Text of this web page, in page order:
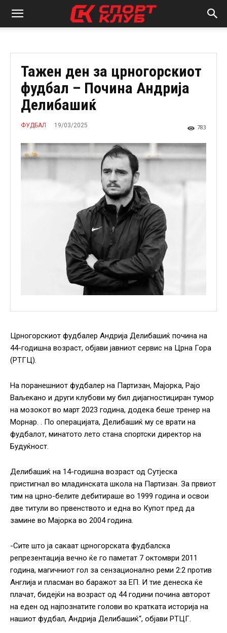
Тажен ден за црногорскиот
фудбал – Почина Андрија
Делибашиќ
ФУДБАЛ 19/03/2025 783
Црногорскиот фудбалер Андрија Делибашиќ почина на
44-годишна возраст, објави јавниот сервис на Црна Гора
(РТГЦ).
На поранешниот фудбалер на Партизан, Мајорка, Рајо
Ваљекано и други клубови му бил дијагностициран тумор
на мозокот во март 2023 година, додека беше тренер на
Морнар. . По операцијата, Делибашиќ му се врати на
фудбалот, минатото лето стана спортски директор на
Будуќност.
Делибашиќ на 14-годишна возраст од Сутјеска
пристигнал во младинската школа на Партизан. За првиот
тим на црно-белите дебитираше во 1999 година и освои
две титули во првенството и една во Купот пред да
замине во Мајорка во 2004 година.
-Сите што ја сакаат црногорската фудбалска
репрезентација вечно ќе го паметат 7 октомври 2011
година, магичниот гол за сензационално реми 2:2 против
Англија и пласман во баражот за ЕП. И тие денеска ќе
плачат, бидејќи на возраст од 44 години почина авторот
на еден од најпознатите голови во кратката историја на
нашиот фудбал, Андрија Делибашиќ“, објави РТЦГ.